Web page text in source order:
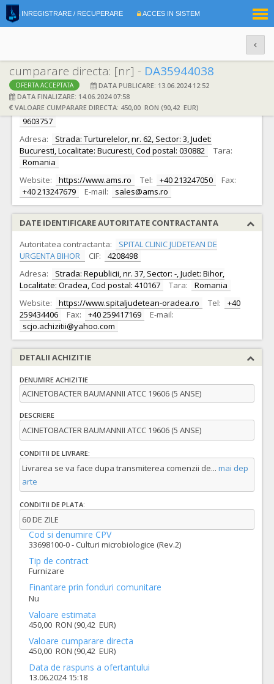
INREGISTRARE / RECUPERARE ACCES IN SISTEM
cumparare directa: [nr] - DA35944038
OFERTA ACCEPTATA
DATA PUBLICARE: 13.06.2024 12:52
DATA FINALIZARE: 14.06.2024 07:58
VALOARE CUMPARARE DIRECTA: 450,00 RON (90,42 EUR)
DATE IDENTIFICARE OFERTANT
Ofertant: S.C. A.M.S. 2000 TRADING IMPEX S.R.L.
9603757
Adresa:
Strada: Turturelelor, nr. 62, Sector: 3, Judet:
Bucuresti, Localitate: Bucuresti, Cod postal: 030882
Tara:
Romania
Website:
https://www.ams.ro Tel: +40 213247050
Fax:
+40 213247679
E-mail: sales@ams.ro
DATE IDENTIFICARE AUTORITATE CONTRACTANTA
Autoritatea contractanta:
SPITAL CLINIC JUDETEAN DE
URGENTA BIHOR
CIF:
4208498
Adresa:
Strada: Republicii, nr. 37, Sector: -, Judet: Bihor,
Localitate: Oradea, Cod postal: 410167
Tara:
Romania
Website:
https://www.spitaljudetean-oradea.ro Tel:
+40
259434406
Fax: +40 259417169
E-mail:
scjo.achizitii@yahoo.com
DETALII ACHIZITIE
DENUMIRE ACHIZITIE
ACINETOBACTER BAUMANNII ATCC 19606 (5 ANSE)
DESCRIERE
ACINETOBACTER BAUMANNII ATCC 19606 (5 ANSE)
CONDITII DE LIVRARE:
Livrarea se va face dupa transmiterea comenzii de... mai dep
arte
CONDITII DE PLATA:
60 DE ZILE
Cod si denumire CPV
33698100-0 - Culturi microbiologice (Rev.2)
Tip de contract
Furnizare
Finantare prin fonduri comunitare
Nu
Valoare estimata
450,00 RON (90,42 EUR)
Valoare cumparare directa
450,00 RON (90,42 EUR)
Data de raspuns a ofertantului
13.06.2024 15:18